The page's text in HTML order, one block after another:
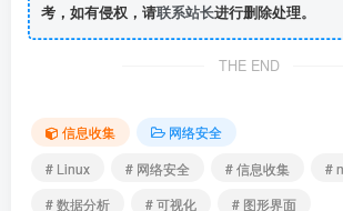
考，如有侵权，请联系站长进行删除处理。
THE END
信息收集
网络安全
# Linux
# 网络安全 # 信息收集
#
# 数据分析
# 可视化 # 图形界面